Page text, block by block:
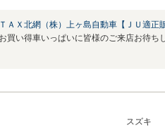
ＴＡＸ北網（株）上ヶ島自動車【ＪＵ適正
スズキ